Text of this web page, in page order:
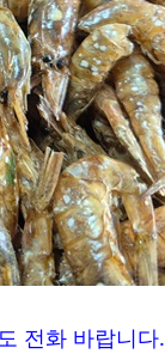
전화 바랍니다.